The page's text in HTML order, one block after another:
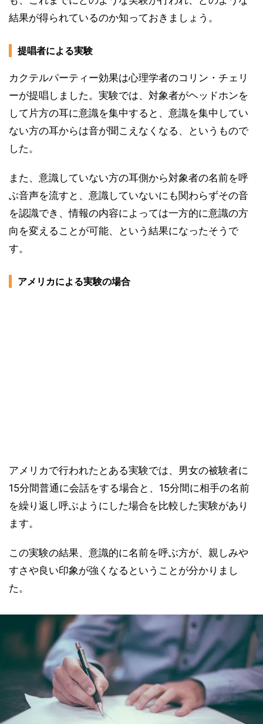
結果が得られているのか知っておきましょう。
提唱者による実験
カクテルパーティー効果は心理学者のコリン・チェリ
ーが提唱しました。実験では、対象者がヘッドホンを
して片方の耳に意識を集中すると、意識を集中してい
ない方の耳からは音が聞こえなくなる、というもので
した。
また、意識していない方の耳側から対象者の名前を呼
ぶ音声を流すと、意識していないにも関わらずその音
を認識でき、情報の内容によっては一方的に意識の方
向を変えることが可能、という結果になったそうで
す。
アメリカによる実験の場合
アメリカで行われたとある実験では、男女の被験者に
15分間普通に会話をする場合と、15分間に相手の名前
を繰り返し呼ぶようにした場合を比較した実験があり
ます。
この実験の結果、意識的に名前を呼ぶ方が、親しみや
すさや良い印象が強くなるということが分かりまし
た。